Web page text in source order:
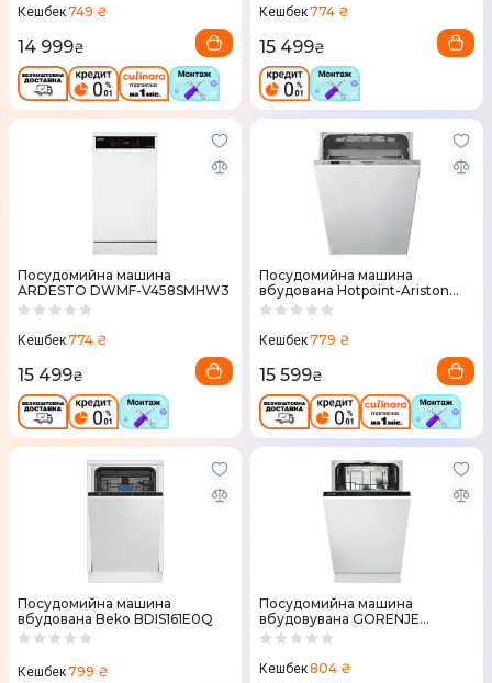
Кешбек749 ₴
14 999₴
Кешбек774 ₴
15 499₴
Посудомийна машина
ARDESTO DWMF-V458SMHW3
Кешбек774 ₴
15 499₴
Посудомийна машина
вбудована Hotpoint-Ariston
HSIC3T127C
Кешбек779 ₴
15 599₴
Посудомийна машина
вбудована Beko BDIS161E0Q
Кешбек799 ₴
Посудомийна машина
вбудовувана GORENJE
GV520E15
Кешбек804 ₴